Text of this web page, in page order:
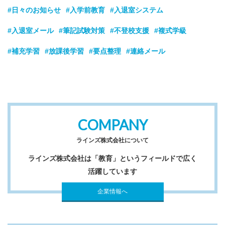
#日々のお知らせ #入学前教育 #入退室システム
#入退室メール #筆記試験対策 #不登校支援 #複式学級
#補充学習 #放課後学習 #要点整理 #連絡メール
COMPANY
ラインズ株式会社について
ラインズ株式会社は「教育」というフィールドで広く
活躍しています
企業情報へ